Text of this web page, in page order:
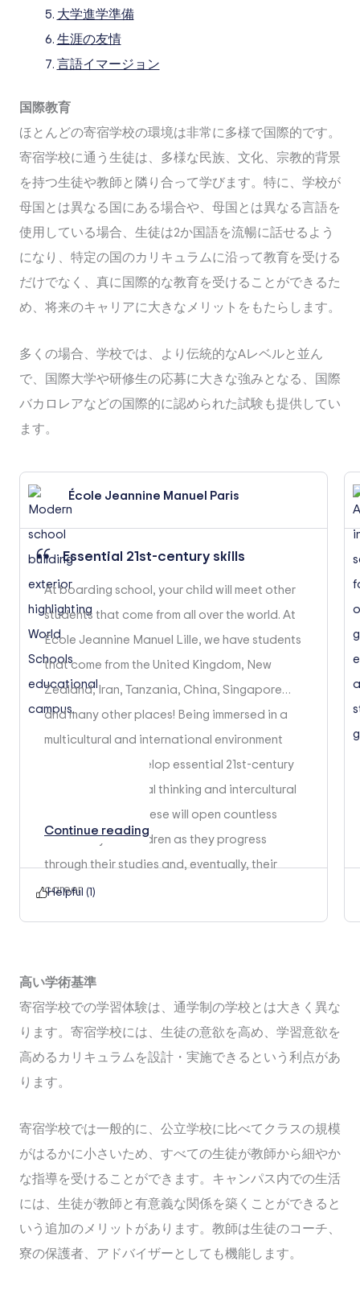
大学進学準備
生涯の友情
言語イマージョン
国際教育
ほとんどの寄宿学校の環境は非常に多様で国際的です。
寄宿学校に通う生徒は、多様な民族、文化、宗教的背景
を持つ生徒や教師と隣り合って学びます。特に、学校が
母国とは異なる国にある場合や、母国とは異なる言語を
使用している場合、生徒は2か国語を流暢に話せるよう
になり、特定の国のカリキュラムに沿って教育を受ける
だけでなく、真に国際的な教育を受けることができるた
め、将来のキャリアに大きなメリットをもたらします。
多くの場合、学校では、より伝統的なAレベルと並ん
で、国際大学や研修生の応募に大きな強みとなる、国際
バカロレアなどの国際的に認められた試験も提供してい
ます。
École Jeannine Manuel Paris
Essential 21st-century skills
At boarding school, your child will meet other
students that come from all over the world. At
École Jeannine Manuel Lille, we have students
that come from the United Kingdom, New
Zealand, Iran, Tanzania, China, Singapore…
and many other places! Being immersed in a
multicultural and international environment
helps children develop essential 21st-century
skills such as critical thinking and intercultural
communication. These will open countless
doors for your children as they progress
through their studies and, eventually, their
career.
Continue reading
Helpful (1)
高い学術基準
寄宿学校での学習体験は、通学制の学校とは大きく異な
ります。寄宿学校には、生徒の意欲を高め、学習意欲を
高めるカリキュラムを設計・実施できるという利点があ
ります。
寄宿学校では一般的に、公立学校に比べてクラスの規模
がはるかに小さいため、すべての生徒が教師から細やか
な指導を受けることができます。キャンパス内での生活
には、生徒が教師と有意義な関係を築くことができると
いう追加のメリットがあります。教師は生徒のコーチ、
寮の保護者、アドバイザーとしても機能します。